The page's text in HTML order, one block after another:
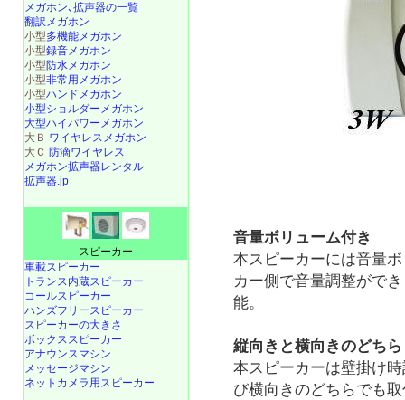
音量ボリューム付き
本スピーカーには音量
カー側で音量調整がで
能。
縦向きと横向きのどち
本スピーカーは壁掛け
び横向きのどちらでも
メガホン､拡声器の一覧
翻訳メガホン
小型多機能メガホン
小型録音メガホン
小型防水メガホン
小型非常用メガホン
小型ハンドメガホン
小型ショルダーメガホン
大型ハイパワーメガホン
大Ｂ ワイヤレスメガホン
大Ｃ 防滴ワイヤレス
メガホン拡声器レンタル
拡声器.jp
スピーカー
車載スピーカー
トランス内蔵スピーカー
コールスピーカー
ハンズフリースピーカー
スピーカーの大きさ
ボックススピーカー
アナウンスマシン
メッセージマシン
ネットカメラ用スピーカー